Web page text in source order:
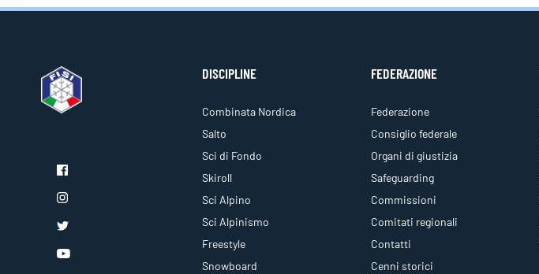
DISCIPLINE
Combinata Nordica
Salto
Sci di Fondo
Skiroll
Sci Alpino
Sci Alpinismo
Freestyle
Snowboard
FEDERAZIONE
Federazione
Consiglio federale
Organi di giustizia
Safeguarding
Commissioni
Comitati regionali
Contatti
Cenni storici